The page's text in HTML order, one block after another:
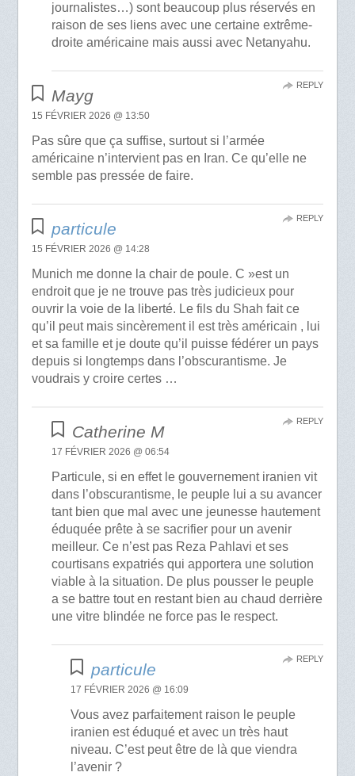
journalistes…) sont beaucoup plus réservés en
raison de ses liens avec une certaine extrême-
droite américaine mais aussi avec Netanyahu.
Mayg
15 FÉVRIER 2026 @ 13:50
Pas sûre que ça suffise, surtout si l’armée
américaine n’intervient pas en Iran. Ce qu’elle ne
semble pas pressée de faire.
REPLY
particule
15 FÉVRIER 2026 @ 14:28
Munich me donne la chair de poule. C »est un
endroit que je ne trouve pas très judicieux pour
ouvrir la voie de la liberté. Le fils du Shah fait ce
qu’il peut mais sincèrement il est très américain , lui
et sa famille et je doute qu’il puisse fédérer un pays
depuis si longtemps dans l’obscurantisme. Je
voudrais y croire certes …
REPLY
Catherine M
17 FÉVRIER 2026 @ 06:54
Particule, si en effet le gouvernement iranien vit
dans l’obscurantisme, le peuple lui a su avancer
tant bien que mal avec une jeunesse hautement
éduquée prête à se sacrifier pour un avenir
meilleur. Ce n’est pas Reza Pahlavi et ses
courtisans expatriés qui apportera une solution
viable à la situation. De plus pousser le peuple
a se battre tout en restant bien au chaud derrière
une vitre blindée ne force pas le respect.
REPLY
particule
17 FÉVRIER 2026 @ 16:09
Vous avez parfaitement raison le peuple
iranien est éduqué et avec un très haut
niveau. C’est peut être de là que viendra
l’avenir ?
REPLY